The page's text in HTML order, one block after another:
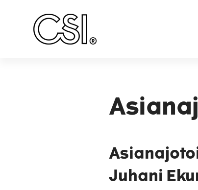
Päävalikko
Juhani